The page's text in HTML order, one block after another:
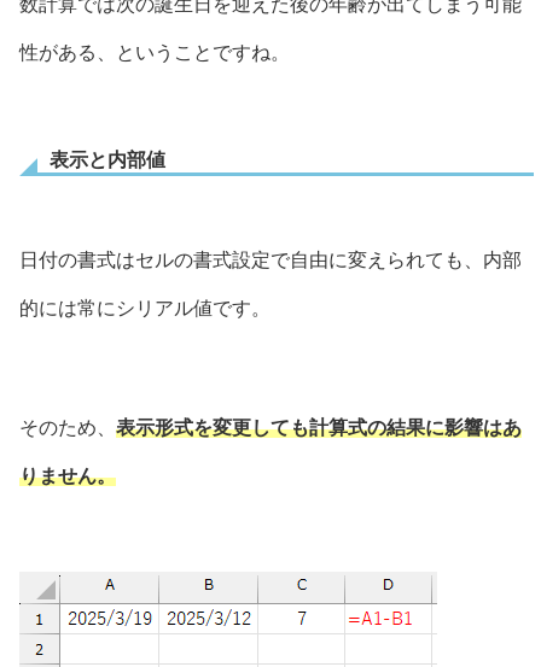
性がある、ということですね。
表示と内部値
日付の書式はセルの書式設定で自由に変えられても、内部
的には常にシリアル値です。
そのため、 表示形式を変更しても計算式の結果に影響はあ
りません。